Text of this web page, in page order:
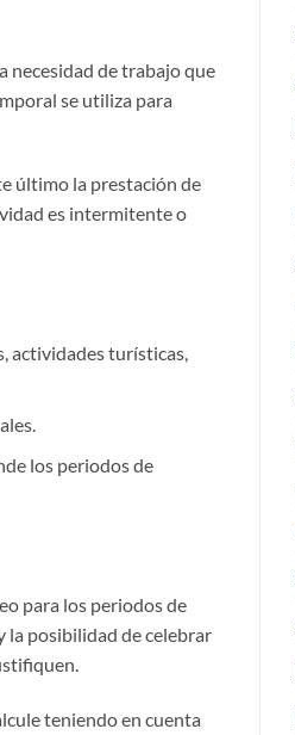
necesidad de trabajo que
se utiliza para
último la prestación de
es intermitente o
actividades turísticas,
los periodos de
para los periodos de
la posibilidad de celebrar
teniendo en cuenta